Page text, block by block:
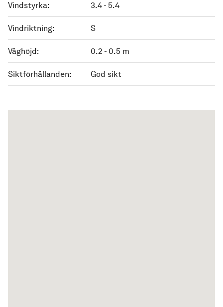
Vindstyrka: 3.4 - 5.4
Vindriktning: S
Våghöjd: 0.2 - 0.5 m
Siktförhållanden: God sikt